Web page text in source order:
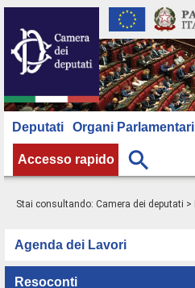
Deputati Organi Parlamentari
Accesso rapido
Stai consultando: Camera dei deputati >
Agenda dei Lavori
Resoconti